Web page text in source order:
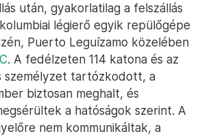
után, gyakorlatilag a felszállás
légierő egyik repülőgépe
Puerto Leguízamo közelében
. A fedélzeten 114 katona és az
személyzet tartózkodott, a
biztosan meghalt, és
a hatóságok szerint. A
nem kommunikáltak, a